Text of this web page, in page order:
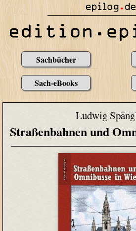
Sachbücher
Sach-eBooks
Ludwig
Straßenbahnen und